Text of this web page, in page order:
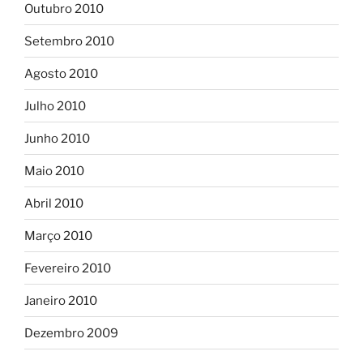
Outubro 2010
Setembro 2010
Agosto 2010
Julho 2010
Junho 2010
Maio 2010
Abril 2010
Março 2010
Fevereiro 2010
Janeiro 2010
Dezembro 2009